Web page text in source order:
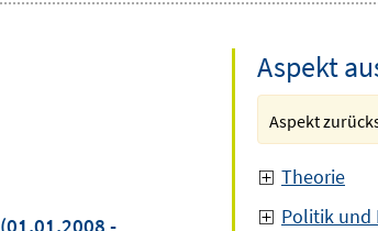
(01.01.2008 -
Aspekt
Aspekt
Theorie
Politik und